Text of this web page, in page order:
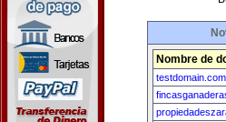
Nombre de
testdomain.com